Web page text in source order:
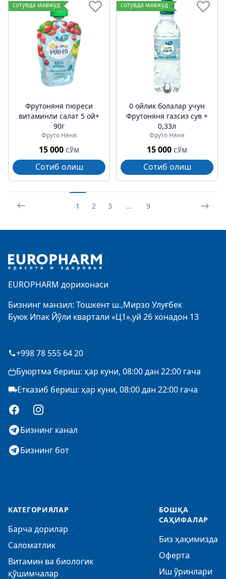
сотувда мавжуд
Фрутоняня пюреси
витаминли салат 5 ой+
90г
Фруто Няня
15 000 СЎМ
Сотиб олиш
сотувда мавжуд
0 ойлик болалар учун
Фрутоняня газсиз сув +
0,33л
Фруто Няня
15 000 СЎМ
Сотиб олиш
1 2 3 ... 9
EUROPHARM дорихонаси
Бизнинг манзил: Тошкент ш.,Мирзо Улуғбек
Буюк Ипак Йўли квартали «Ц1»,уй 26 хонадон 13
+998 78 555 64 20
Буюртма бериш: ҳар куни, 08:00 дан 22:00 гача
Етказиб бериш: ҳар куни, 08:00 дан 22:00 гача
FacebookInstagram
Бизнинг канал
Бизнинг бот
КАТЕГОРИЯЛАР
Барча дорилар
Саломатлик
Витамин ва биологик
қўшимчалар
БОШҚА
САҲИФАЛАР
Биз ҳақимизда
Оферта
Иш ўринлари